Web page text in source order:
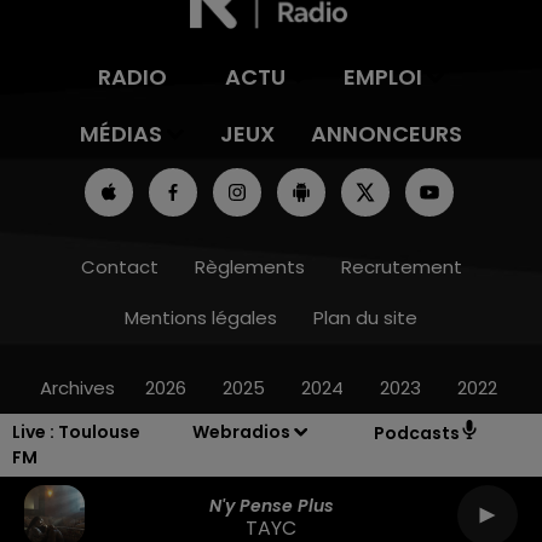
Live : Toulouse
FM
Webradios Podcasts
N'y Pense Plus
TAYC
RADIO ACTU
EMPLOI
MÉDIAS
JEUX ANNONCEURS
Contact Règlements
Recrutement
Mentions légales
Plan du site
Archives 2026 2025 2024 2023 2022